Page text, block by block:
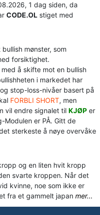
1 dag siden, da
CODE.OL stiget med
mønster, som
forsiktighet.
å skifte mot en bullish
i markedet har
stop-loss-nivåer basert på
FORBLI SHORT, men
vil endre signalet til KJØP er
Modulen er PÅ. Gitt de
sterkeste å nøye overvåke
og en liten hvit kropp
svarte kroppen. Når det
kvinne, noe som ikke er
fra et gammelt japan mer...